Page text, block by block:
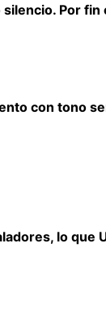
Por fin
con tono
lo que